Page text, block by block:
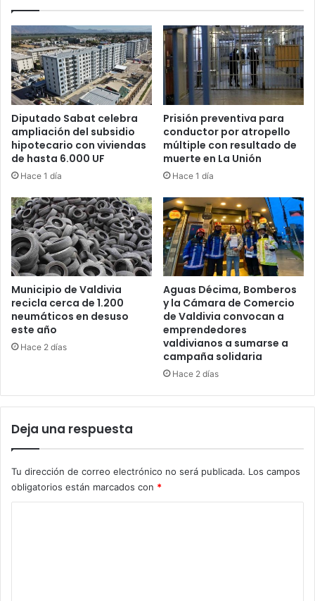
Diputado Sabat celebra
ampliación del subsidio
hipotecario con viviendas
de hasta 6.000 UF
Hace 1 día
Prisión preventiva para
conductor por atropello
múltiple con resultado de
muerte en La Unión
Hace 1 día
Municipio de Valdivia
recicla cerca de 1.200
neumáticos en desuso
este año
Hace 2 días
Aguas Décima, Bomberos
y la Cámara de Comercio
de Valdivia convocan a
emprendedores
valdivianos a sumarse a
campaña solidaria
Hace 2 días
Deja una respuesta
Tu dirección de correo electrónico no será publicada. Los campos
obligatorios están marcados con *